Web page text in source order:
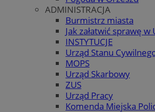
ADMINISTRACJA
Burmistrz miasta
Jak załatwić sprawę
INSTYTUCJE
Urząd Stanu
MOPS
Urząd Skarbowy
ZUS
Urząd Pracy
Komenda Miejska